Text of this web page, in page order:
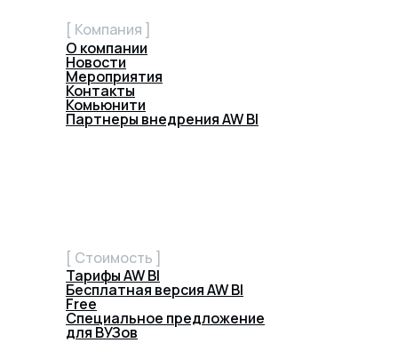
[ Стоимость ]
Тарифы AW BI
Бесплатная версия AW BI
Free
Специальное предложение
для ВУЗов
[ Компания ]
О компании
Новости
Мероприятия
Контакты
Комьюнити
Партнеры внедрения AW BI